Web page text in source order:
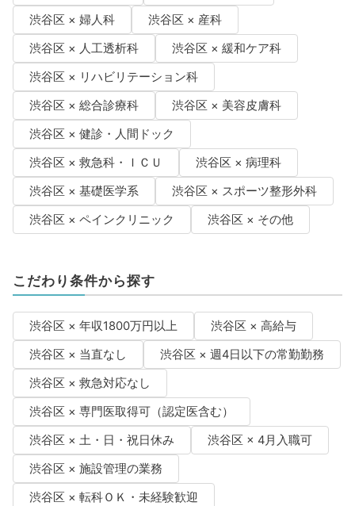
渋谷区 × 婦人科
渋谷区 × 産科
渋谷区 × 人工透析科
渋谷区 × 緩和ケア科
渋谷区 × リハビリテーション科
渋谷区 × 総合診療科
渋谷区 × 美容皮膚科
渋谷区 × 健診・人間ドック
渋谷区 × 救急科・ＩＣＵ
渋谷区 × 病理科
渋谷区 × 基礎医学系
渋谷区 × スポーツ整形外科
渋谷区 × ペインクリニック
渋谷区 × その他
こだわり条件から探す
渋谷区 × 年収1800万円以上
渋谷区 × 高給与
渋谷区 × 当直なし
渋谷区 × 週4日以下の常勤勤務
渋谷区 × 救急対応なし
渋谷区 × 専門医取得可（認定医含む）
渋谷区 × 土・日・祝日休み
渋谷区 × 4月入職可
渋谷区 × 施設管理の業務
渋谷区 × 転科ＯＫ・未経験歓迎